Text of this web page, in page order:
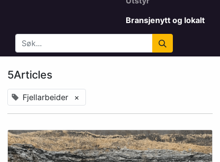
Bransjenytt og lokalt
5Articles
Fjellarbeider ×